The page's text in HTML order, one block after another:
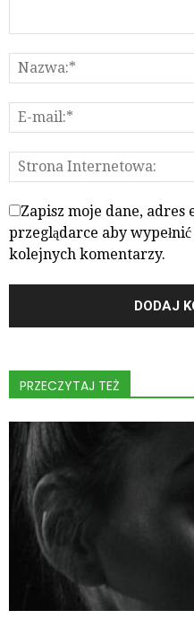
Zapisz moje dane,
przeglądarce aby
kolejnych komentarzy.
PRZECZYTAJ TEŻ